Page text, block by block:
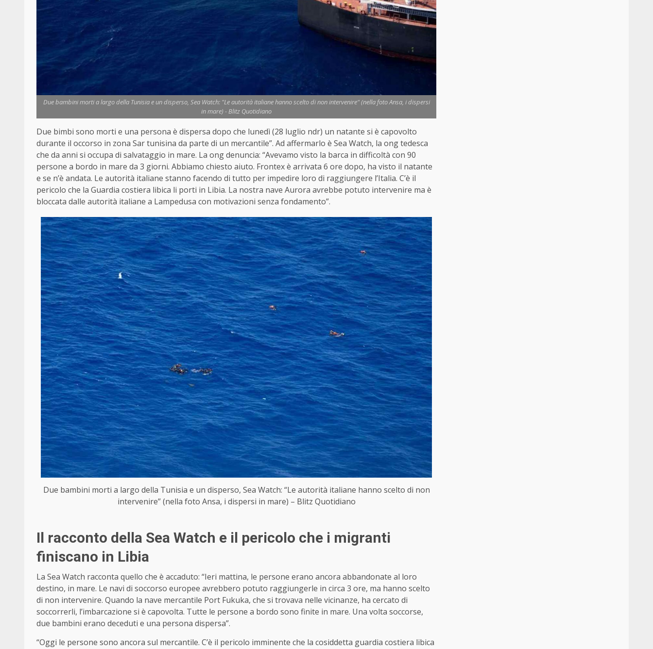
Due bambini morti a largo della Tunisia e un disperso, Sea Watch: "Le autorità italiane hanno scelto di non intervenire" (nella foto Ansa, i dispersi
in mare) - Blitz Quotidiano
Due bimbi sono morti e una persona è dispersa dopo che lunedì (28 luglio ndr) un natante si è capovolto
durante il occorso in zona Sar tunisina da parte di un mercantile”. Ad affermarlo è Sea Watch, la ong tedesca
che da anni si occupa di salvataggio in mare. La ong denuncia: “Avevamo visto la barca in difficoltà con 90
persone a bordo in mare da 3 giorni. Abbiamo chiesto aiuto. Frontex è arrivata 6 ore dopo, ha visto il natante
e se n’è andata. Le autorità italiane stanno facendo di tutto per impedire loro di raggiungere l’Italia. C’è il
pericolo che la Guardia costiera libica li porti in Libia. La nostra nave Aurora avrebbe potuto intervenire ma è
bloccata dalle autorità italiane a Lampedusa con motivazioni senza fondamento”.
Due bambini morti a largo della Tunisia e un disperso, Sea Watch: “Le autorità italiane hanno scelto di non
intervenire” (nella foto Ansa, i dispersi in mare) – Blitz Quotidiano
Il racconto della Sea Watch e il pericolo che i migranti
finiscano in Libia
La Sea Watch racconta quello che è accaduto: “Ieri mattina, le persone erano ancora abbandonate al loro
destino, in mare. Le navi di soccorso europee avrebbero potuto raggiungerle in circa 3 ore, ma hanno scelto
di non intervenire. Quando la nave mercantile Port Fukuka, che si trovava nelle vicinanze, ha cercato di
soccorrerli, l’imbarcazione si è capovolta. Tutte le persone a bordo sono finite in mare. Una volta soccorse,
due bambini erano deceduti e una persona dispersa”.
“Oggi le persone sono ancora sul mercantile. C’è il pericolo imminente che la cosiddetta guardia costiera libica